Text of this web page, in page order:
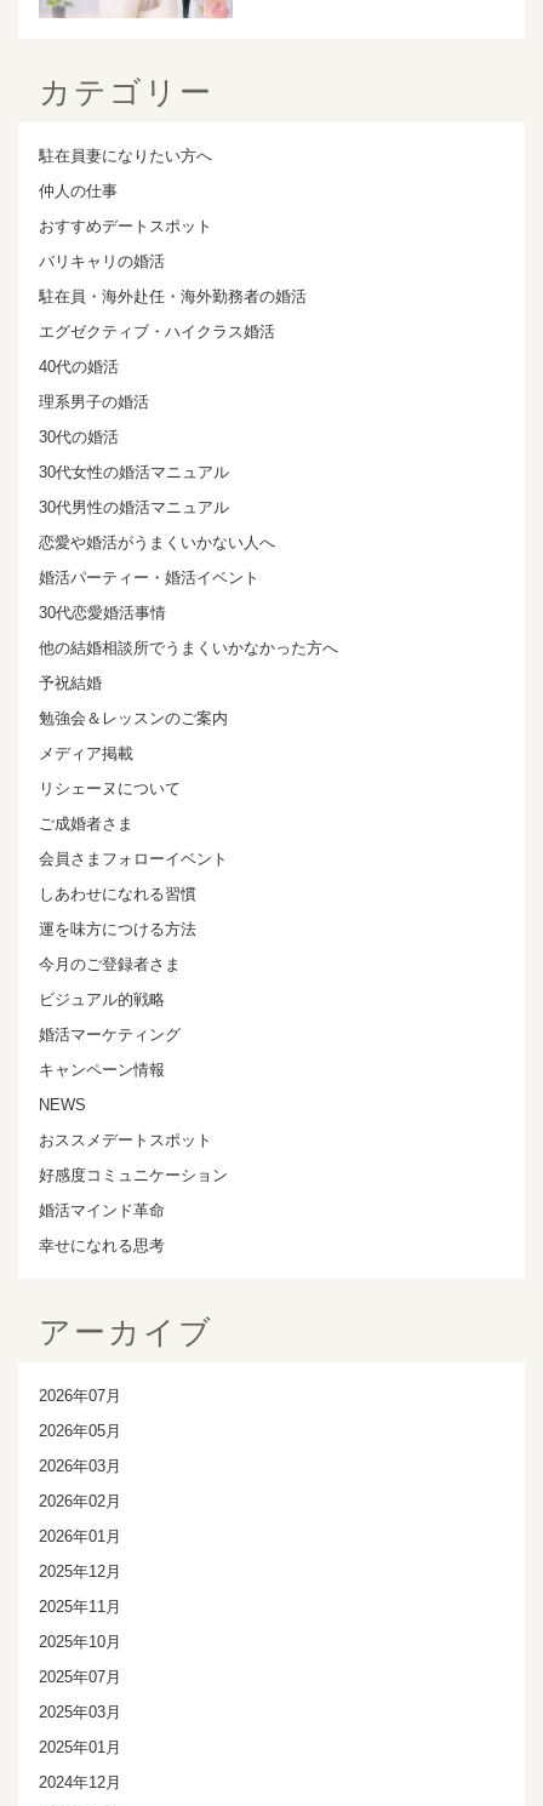
カテゴリー
駐在員妻になりたい方へ
仲人の仕事
おすすめデートスポット
バリキャリの婚活
駐在員・海外赴任・海外勤務者の婚活
エグゼクティブ・ハイクラス婚活
40代の婚活
理系男子の婚活
30代の婚活
30代女性の婚活マニュアル
30代男性の婚活マニュアル
恋愛や婚活がうまくいかない人へ
婚活パーティー・婚活イベント
30代恋愛婚活事情
他の結婚相談所でうまくいかなかった方へ
予祝結婚
勉強会＆レッスンのご案内
メディア掲載
リシェーヌについて
ご成婚者さま
会員さまフォローイベント
しあわせになれる習慣
運を味方につける方法
今月のご登録者さま
ビジュアル的戦略
婚活マーケティング
キャンペーン情報
NEWS
おススメデートスポット
好感度コミュニケーション
婚活マインド革命
幸せになれる思考
アーカイブ
2026年07月
2026年05月
2026年03月
2026年02月
2026年01月
2025年12月
2025年11月
2025年10月
2025年07月
2025年03月
2025年01月
2024年12月